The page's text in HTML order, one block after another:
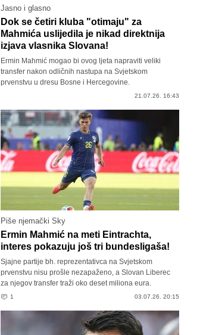
Jasno i glasno
Dok se četiri kluba "otimaju" za
Mahmića uslijedila je nikad direktnija
izjava vlasnika Slovana!
Ermin Mahmić mogao bi ovog ljeta napraviti veliki
transfer nakon odličnih nastupa na Svjetskom
prvenstvu u dresu Bosne i Hercegovine.
21.07.26. 16:43
Piše njemački Sky
Ermin Mahmić na meti Eintrachta,
interes pokazuju još tri bundesligaša!
Sjajne partije bh. reprezentativca na Svjetskom
prvenstvu nisu prošle nezapaženo, a Slovan Liberec
za njegov transfer traži oko deset miliona eura.
1 03.07.26. 20:15